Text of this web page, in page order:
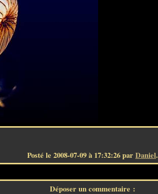
Posté le 2008-07-09 à 17:32:26 parDaniel.
Déposer un commentaire :